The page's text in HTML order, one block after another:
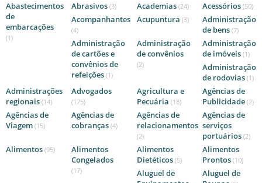
Abastecimentos
de
embarcações
(1)
Abrasivos (3) Academias (24) Acessórios (50)
Acompanhantes
(4)
Acupuntura (3)
Administração
de bens (7)
Administração
de cartões e
convênios de
refeições (1)
Administração
de convênios
(2)
Administração
de imóveis (1)
Administração
de rodovias (1)
Administrações
regionais (14)
Advogados
(175)
Agricultura e
Pecuária (18)
Agências de
Publicidade (2)
Agências de
Viagem (15)
Agências de
cobranças (4)
Agências de
relacionamentos
(2)
Agências de
serviços
portuários (2)
Alimentos (95)
Alimentos
Congelados
(17)
Alimentos
Dietéticos (5)
Alimentos
Prontos (10)
Aluguel de
Aluguel de